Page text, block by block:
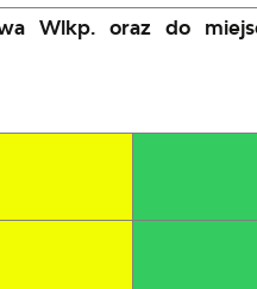
Wlkp. oraz do